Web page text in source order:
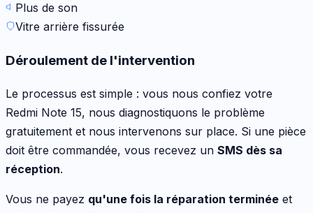
Plus de son
Vitre arrière fissurée
Déroulement de l'intervention
Le processus est simple : vous nous confiez votre
Redmi Note 15, nous diagnostiquons le problème
gratuitement et nous intervenons sur place. Si une pièce
doit être commandée, vous recevez un SMS dès sa
réception.
Vous ne payez qu'une fois la réparation terminée et